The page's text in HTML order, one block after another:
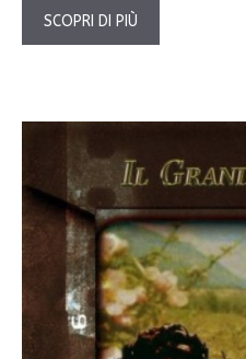
SCOPRI DI PIÙ